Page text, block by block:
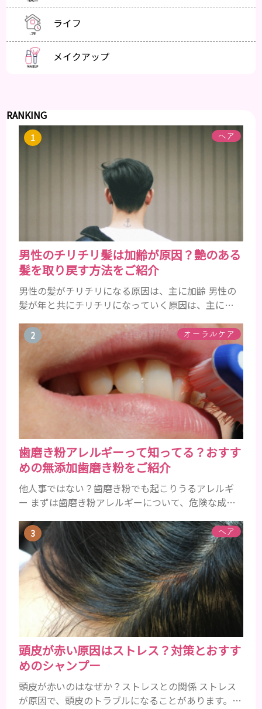
ライフ
メイクアップ
RANKING
ヘア
男性のチリチリ髪は加齢が原因？艶のある
髪を取り戻す方法をご紹介
男性の髪がチリチリになる原因は、主に加齢 男性の
髪が年と共にチリチリになっていく原因は、主に加
にツヤがあった男性も、いつのまにか髪がチリチリ
でペタンとするようになったと感じる人もいるでし
ょう。特に大人の男性としての魅力が出てくる40代
以降の男性に悩んでいる人が多い傾向があります。
髪が生え変わるサイクルは、年齢と共に乱れていき
ます。髪が太くならないま...
オーラルケア
歯磨き粉アレルギーって知ってる？おすす
めの無添加歯磨き粉をご紹介
他人事ではない？歯磨き粉でも起こりうるアレルギ
ー まずは歯磨き粉アレルギーについて、危険な成分
まれるアレルギーを起こすおそれのある成分 まず、
普段お使いの歯磨き粉に含まれているどの成分にア
レルギーを引き起こすおそれがあるのかを説明しま
すね。 •フッ素･･･歯の表面のエナメルを守り強くし
たり、虫歯と防ぐ働きを持つ成分 •香味料 ･･･歯磨き
粉の風味や爽...
ヘア
頭皮が赤い原因はストレス？対策とおすす
めのシャンプー
頭皮が赤いのはなぜか？ストレスとの関係 ストレス
が原因で、頭皮のトラブルになることがあります。頭